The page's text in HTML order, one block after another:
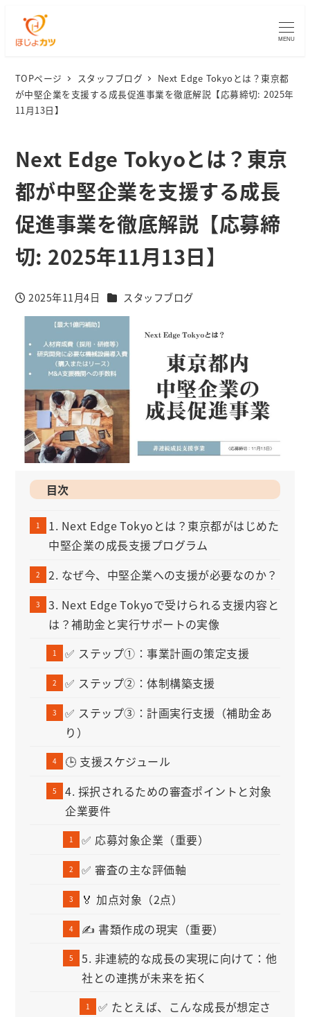
MENU
TOPページ スタッフブログ
Next Edge Tokyoとは？東京都
が中堅企業を支援する成長促進事業を徹底解説【応募締切: 2025年
11月13日】
Next Edge Tokyoとは？東京
都が中堅企業を支援する成長
促進事業を徹底解説【応募締
切: 2025年11月13日】
投稿日
2025年11月4日 カテゴリー
スタッフブログ
目次
1. Next Edge Tokyoとは？東京都がはじめた
中堅企業の成長支援プログラム
2. なぜ今、中堅企業への支援が必要なのか？
3. Next Edge Tokyoで受けられる支援内容と
は？補助金と実行サポートの実像
✅ ステップ①：事業計画の策定支援
✅ ステップ②：体制構築支援
✅ ステップ③：計画実行支援（補助金あ
り）
🕒 支援スケジュール
4. 採択されるための審査ポイントと対象
企業要件
✅ 応募対象企業（重要）
✅ 審査の主な評価軸
🏅 加点対象（2点）
✍️ 書類作成の現実（重要）
5. 非連続的な成長の実現に向けて：他
社との連携が未来を拓く
✅ たとえば、こんな成長が想定さ